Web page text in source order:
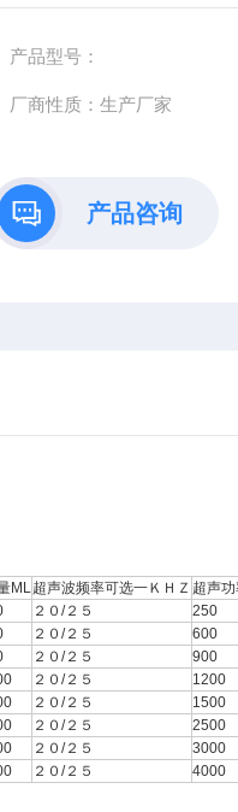
产品型号：
厂商性质：生产厂家
产品咨询
ML超声波频率可选一ＫＨＺ 超声
２０/２５ 250
２０/２５ 600
２０/２５ 900
２０/２５ 1200
２０/２５ 1500
２０/２５ 2500
２０/２５ 3000
２０/２５ 4000